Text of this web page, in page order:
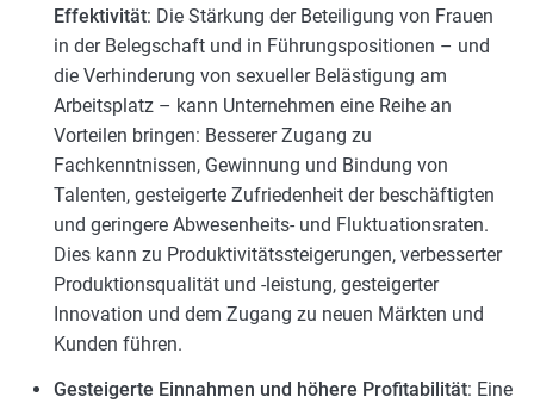
Effektivität: Die Stärkung der Beteiligung von Frauen
in der Belegschaft und in Führungspositionen – und
die Verhinderung von sexueller Belästigung am
Arbeitsplatz – kann Unternehmen eine Reihe an
Vorteilen bringen: Besserer Zugang zu
Fachkenntnissen, Gewinnung und Bindung von
Talenten, gesteigerte Zufriedenheit der beschäftigten
und geringere Abwesenheits- und Fluktuationsraten.
Dies kann zu Produktivitätssteigerungen, verbesserter
Produktionsqualität und -leistung, gesteigerter
Innovation und dem Zugang zu neuen Märkten und
Kunden führen.
Gesteigerte Einnahmen und höhere Profitabilität: Eine